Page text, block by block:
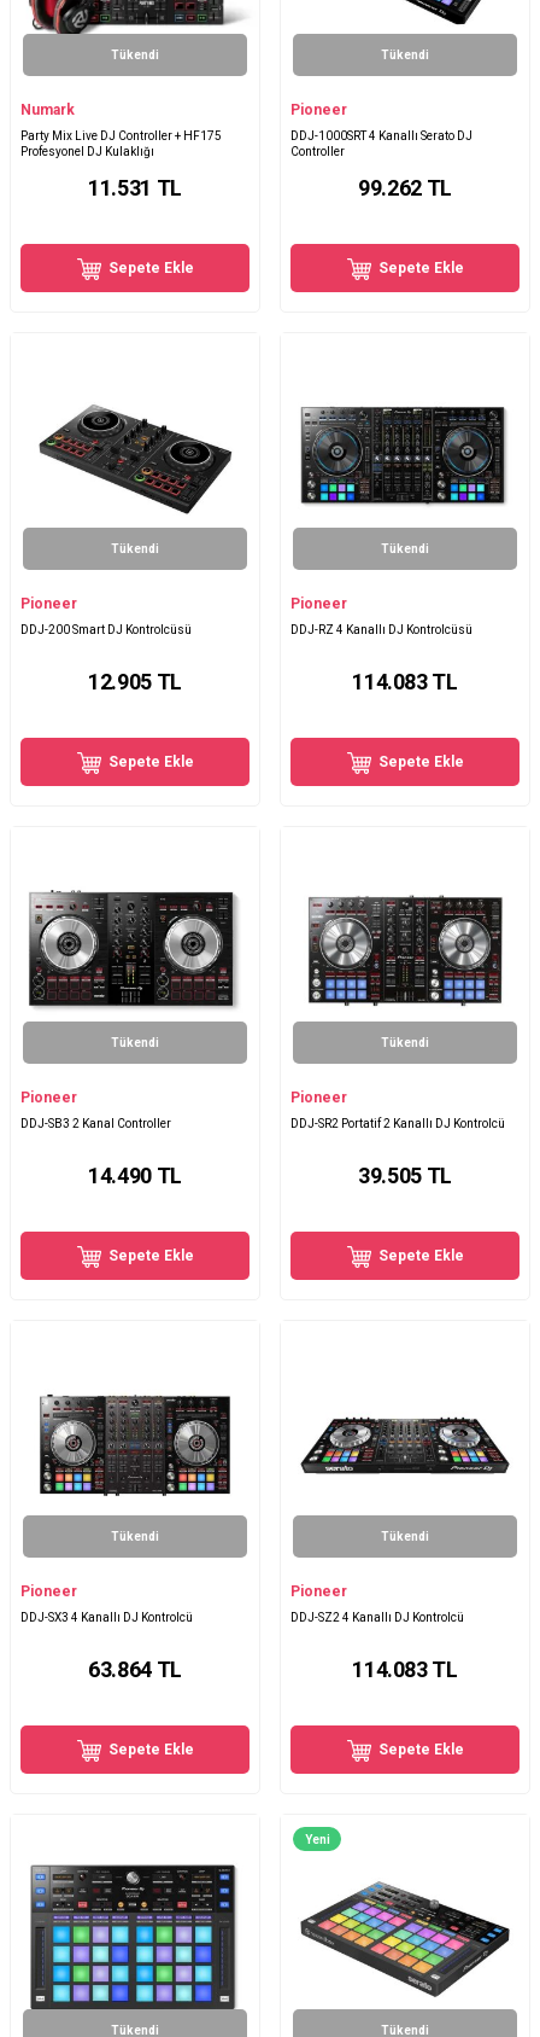
Tükendi
Numark
Party Mix Live DJ Controller + HF175
Profesyonel DJ Kulaklığı
11.531 TL
Sepete Ekle
Tükendi
Pioneer
DDJ-1000SRT 4 Kanallı Serato DJ
Controller
99.262TL
Sepete Ekle
Tükendi
Pioneer
DDJ-200 Smart DJ Kontrolcüsü
12.905TL
Sepete Ekle
Tükendi
Pioneer
DDJ-RZ 4 Kanallı DJ Kontrolcüsü
114.083TL
Sepete Ekle
Tükendi
Pioneer
DDJ-SB3 2 Kanal Controller
14.490TL
Sepete Ekle
Tükendi
Pioneer
DDJ-SR2 Portatif 2 Kanallı DJ Kontrolcü
39.505TL
Sepete Ekle
Tükendi
Pioneer
DDJ-SX3 4 Kanallı DJ Kontrolcü
63.864TL
Sepete Ekle
Tükendi
Pioneer
DDJ-SZ2 4 Kanallı DJ Kontrolcü
114.083TL
Sepete Ekle
Tükendi
Yeni
Tükendi